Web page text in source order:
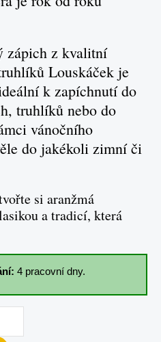
zápich z kvalitní
Louskáček je
k zapíchnutí do
truhlíků nebo do
vánočního
do jakékoli zimní či
si aranžmá
a tradicí, která
4 pracovní dny.